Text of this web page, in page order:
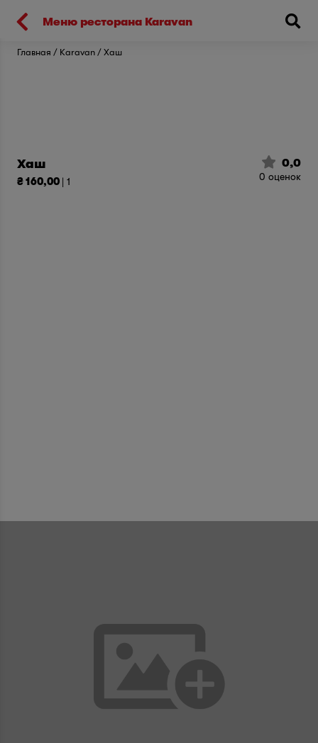
Главная Karavan Хаш
Меню ресторана Karavan
Хаш
₴ 160,00 | 1
0,0
0 оценок